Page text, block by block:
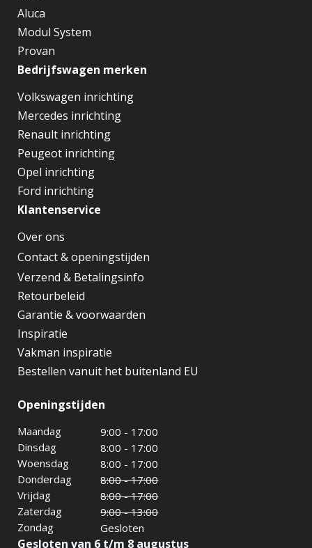
Aluca
Modul System
Provan
Bedrijfswagen merken
Volkswagen inrichting
Mercedes inrichting
Renault inrichting
Peugeot inrichting
Opel inrichting
Ford inrichting
Klantenservice
Over ons
Contact & openingstijden
Verzend & Betalingsinfo
Retourbeleid
Garantie & voorwaarden
Inspiratie
Vakman inspiratie
Bestellen vanuit het buitenland EU
Openingstijden
Maandag
9:00 - 17:00
Dinsdag
8:00 - 17:00
Woensdag
8:00 - 17:00
Donderdag
8:00 - 17:00
Vrijdag
8:00 - 17:00
Zaterdag
9:00 - 13:00
Zondag
Gesloten
Gesloten van 6 t/m 8 augustus